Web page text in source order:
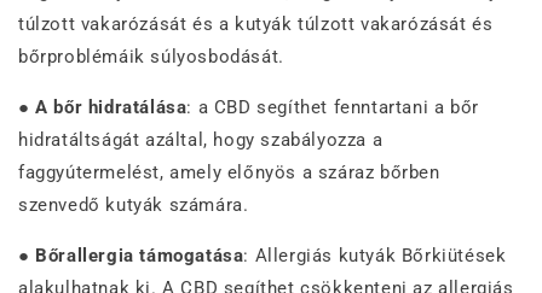
túlzott vakarózását és a kutyák túlzott vakarózását és
bőrproblémáik súlyosbodását.
●A bőr hidratálása: a CBD segíthet fenntartani a bőr
hidratáltságát azáltal, hogy szabályozza a
faggyútermelést, amely előnyös a száraz bőrben
szenvedő kutyák számára.
● Bőrallergia támogatása: Allergiás kutyák Bőrkiütések
alakulhatnak ki. A CBD segíthet csökkenteni az allergiás